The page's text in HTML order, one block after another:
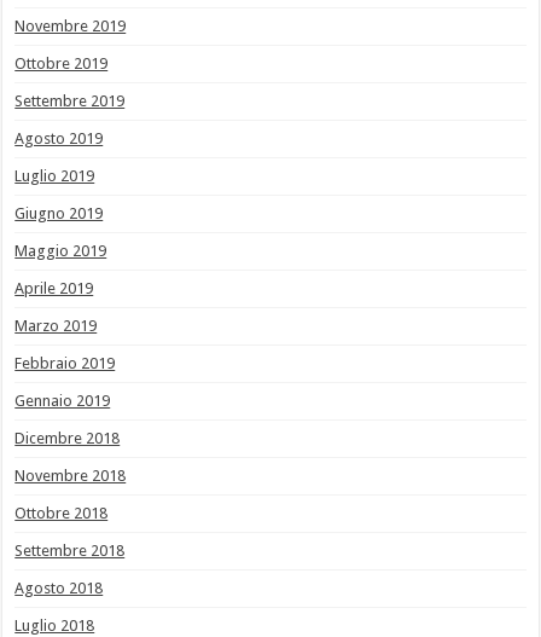
Novembre 2019
Ottobre 2019
Settembre 2019
Agosto 2019
Luglio 2019
Giugno 2019
Maggio 2019
Aprile 2019
Marzo 2019
Febbraio 2019
Gennaio 2019
Dicembre 2018
Novembre 2018
Ottobre 2018
Settembre 2018
Agosto 2018
Luglio 2018